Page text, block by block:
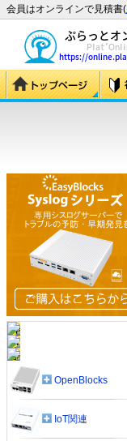
会員はオンラインで見積書(
OpenBlocks
IoT関連